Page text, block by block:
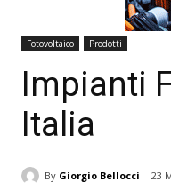
Fotovoltaico Prodotti
Impianti
Italia
By Giorgio Bellocci 23